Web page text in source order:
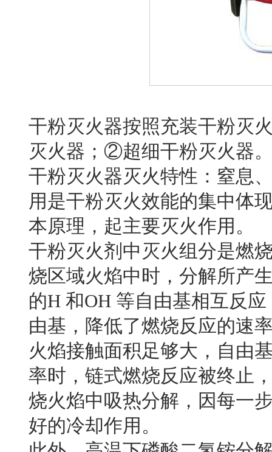
干粉灭火器按照充装干粉灭
灭火器；②超细干粉灭火器
干粉灭火器灭火特性：窒息
用是干粉灭火效能的集中体
本原理，起主要灭火作用。
干粉灭火剂中灭火组分是燃
烧区域火焰中时，分解所产
的H 和OH 等自由基相互反
由基，降低了燃烧反应的速
火焰接触面积足够大，自由
率时，链式燃烧反应被终止
烧火焰中吸热分解，因每一
好的冷却作用。